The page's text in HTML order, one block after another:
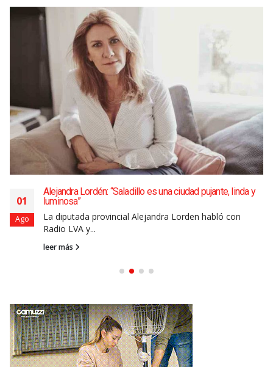
01
Ago
Alejandra Lordén: “Saladillo es una ciudad pujante, linda y
luminosa”
La diputada provincial Alejandra Lorden habló con
Radio LVA y...
leer más